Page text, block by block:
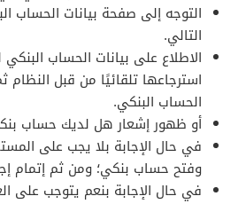
التوجه إلى صفحة بيانات الحساب
التالي.
الاطلاع على بيانات الحساب
استرجاعها تلقائيًا من قبل النظام
الحساب البنكي.
أو ظهور إشعار هل لديك حساب
في حال الإجابة بلا يجب على
وفتح حساب بنكي؛ ومن ثم إتمام
في حال الإجابة بنعم يتوجب على